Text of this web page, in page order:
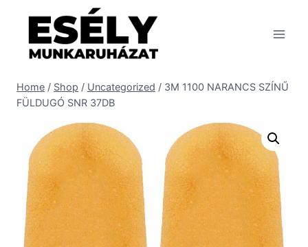
content
Home / Shop / Uncategorized / 3M 1100 NARANCS SZÍNŰ
FÜLDUGÓ SNR 37DB